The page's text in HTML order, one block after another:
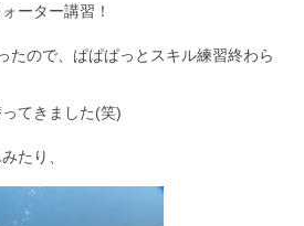
ーター講習！
たので、ぱぱぱっとスキル練習終わら
てきました(笑)
たり、